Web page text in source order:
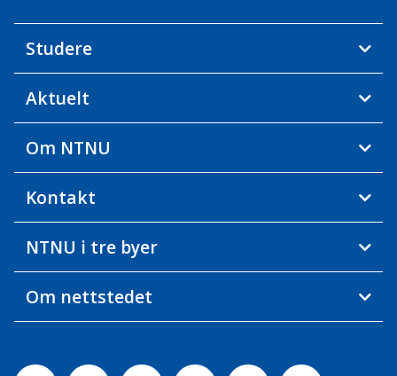
Studere
Aktuelt
Om NTNU
Kontakt
NTNU i tre byer
Om nettstedet